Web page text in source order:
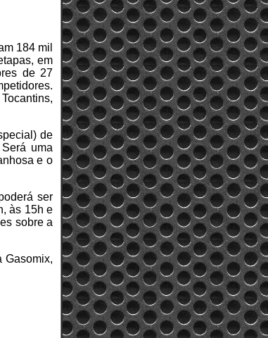
184 mil
em
de 27
de
uma
e o
ser
às 15h e
sobre a
Gasomix,